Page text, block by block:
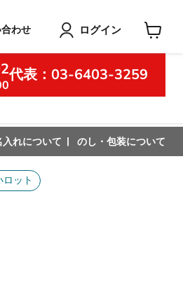
わせ ログイン
ー
ト
を
見
代表：03-6403-3259
入れについて のし・包装について
ロット